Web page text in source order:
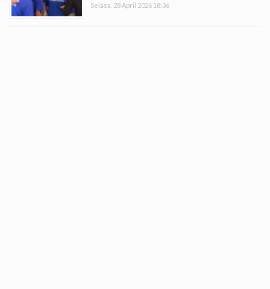
Selasa, 28 April 2026 18:36